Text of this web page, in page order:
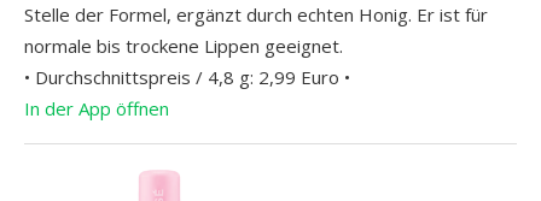
Stelle der Formel, ergänzt durch echten Honig. Er ist für
normale bis trockene Lippen geeignet.
• Durchschnittspreis / 4,8 g: 2,99 Euro •
In der App öffnen